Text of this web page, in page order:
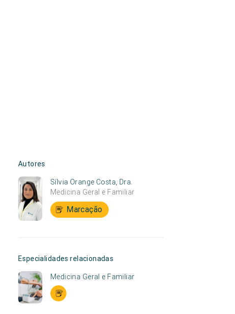
Autores
Sílvia Orange Costa, Dra.
Medicina Geral e Familiar
Marcação
Especialidades relacionadas
Medicina Geral e Familiar